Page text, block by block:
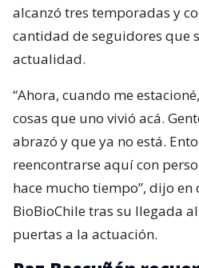
alcanzó tres temporadas y
cantidad de seguidores que
actualidad.
“Ahora, cuando me
cosas que uno vivió acá.
abrazó y que ya no está.
reencontrarse aquí con
hace mucho tiempo”, dijo en
BioBioChile tras su llegada
puertas a la actuación.